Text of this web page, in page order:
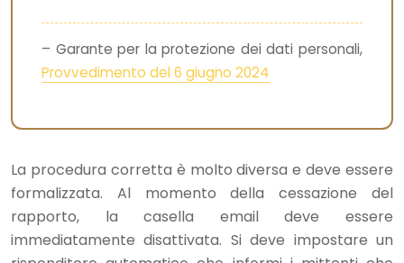
– Garante per la protezione dei dati personali,
Provvedimento del 6 giugno 2024
La procedura corretta è molto diversa e deve essere
formalizzata. Al momento della cessazione del
rapporto, la casella email deve essere
immediatamente disattivata. Si deve impostare un